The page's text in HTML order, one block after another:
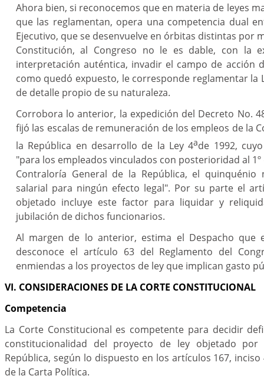
Ahora bien, si reconocemos que en materia de leyes
que las reglamentan, opera una competencia dual
Ejecutivo, que se desenvuelve en órbitas distintas por
Constitución, al Congreso no le es dable, con la
interpretación auténtica, invadir el campo de acción
como quedó expuesto, le corresponde reglamentar la
de detalle propio de su naturaleza.
Corrobora lo anterior, la expedición del Decreto No.
fijó las escalas de remuneración de los empleos de la
la República en desarrollo de la Ley 4ade 1992,
"para los empleados vinculados con posterioridad al 1º
Contraloría General de la República, el
salarial para ningún efecto legal". Por su parte el
objetado incluye este factor para liquidar y
jubilación de dichos funcionarios.
Al margen de lo anterior, estima el Despacho que
desconoce el artículo 63 del Reglamento del
enmiendas a los proyectos de ley que implican gasto
VI. CONSIDERACIONES DE LA CORTE CONSTITUCIONAL
Competencia
La Corte Constitucional es competente para decidir
constitucionalidad del proyecto de ley objetado
República, según lo dispuesto en los artículos 167, inciso
de la Carta Política.